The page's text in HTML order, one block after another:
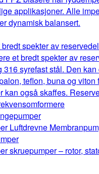
applikasjoner. Alle
dynamisk balansert.
spekter av
et bredt spekter av
syrefast stål. Den
teflon, buna og
også skaffes.
Luftdrevne
skruepumper – rotor,